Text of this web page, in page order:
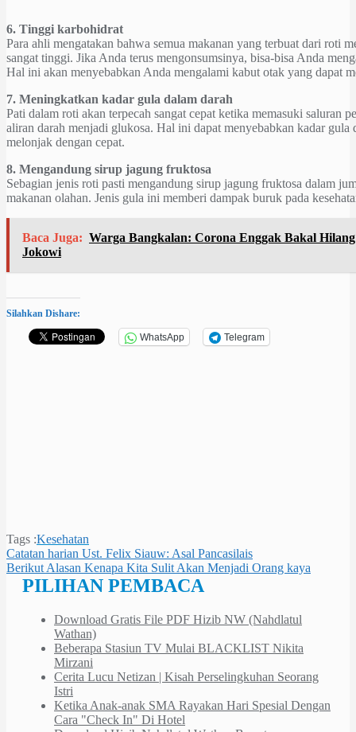
6. Tinggi karbohidrat
Para ahli mengatakan bahwa semua makanan yang terbuat dari roti
sangat tinggi. Jika Anda terus mengonsumsinya, bisa-bisa Anda
Hal ini akan menyebabkan Anda mengalami kabut otak yang dapat
7. Meningkatkan kadar gula dalam darah
Pati dalam roti akan terpecah sangat cepat ketika memasuki saluran
aliran darah menjadi glukosa. Hal ini dapat menyebabkan kadar gula
melonjak dengan cepat.
8. Mengandung sirup jagung fruktosa
Sebagian jenis roti pasti mengandung sirup jagung fruktosa dalam
makanan olahan. Jenis gula ini memberi dampak buruk pada
Baca Juga: Warga Bangkalan: Corona Enggak Bakal Hilang
Jokowi
Silahkan Dishare:
WhatsApp Telegram
Tags :Kesehatan
Navigasi
pos
Catatan harian Ust. Felix Siauw: Asal Pancasilais
Berikut Alasan Kenapa Kita Sulit Akan Menjadi Orang kaya
PILIHAN PEMBACA
Download Gratis File PDF Hizib NW (Nahdlatul
Wathan)
Beberapa Stasiun TV Mulai BLACKLIST Nikita
Mirzani
Cerita Lucu Netizan | Kisah Perselingkuhan Seorang
Istri
Ketika Anak-anak SMA Rayakan Hari Spesial Dengan
Cara "Check In" Di Hotel